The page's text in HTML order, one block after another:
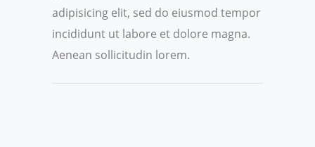
adipisicing elit, sed do eiusmod tempor
incididunt ut labore et dolore magna.
Aenean sollicitudin lorem.